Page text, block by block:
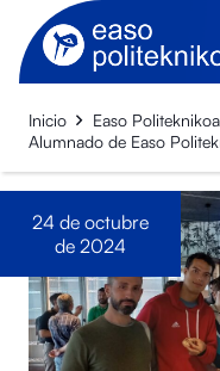
Inicio Easo Politeknikoa
Alumnado de Easo
24 de octubre
de 2024